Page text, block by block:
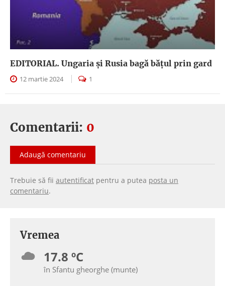
EDITORIAL. Ungaria şi Rusia bagă băţul prin gard
12 martie 2024 1
Comentarii: 0
Adaugă comentariu
Trebuie să fii autentificat pentru a putea posta un
comentariu.
Vremea
17.8 ºC
în Sfantu gheorghe (munte)